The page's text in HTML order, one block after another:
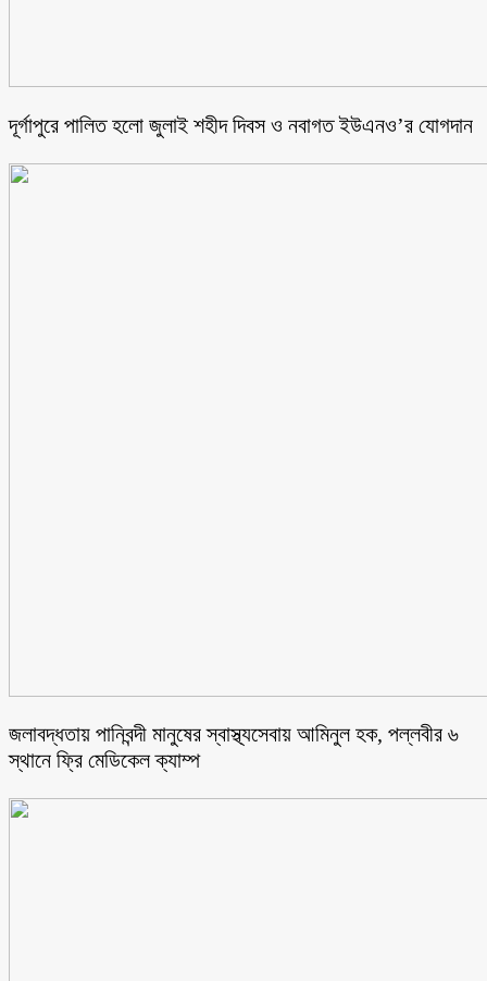
‎দূর্গাপুরে পালিত হলো জুলাই শহীদ দিবস ও নবাগত ইউএনও’র যোগদান ‎
জলাবদ্ধতায় পানিবন্দী মানুষের স্বাস্থ্যসেবায় আমিনুল হক, পল্লবীর ৬
স্থানে ফ্রি মেডিকেল ক্যাম্প